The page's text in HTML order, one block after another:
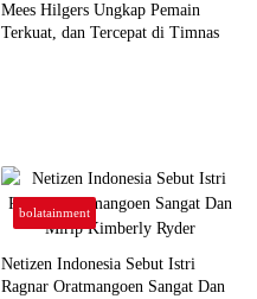
Mees Hilgers Ungkap Pemain
Terkuat, dan Tercepat di Timnas
bolatainment
Netizen Indonesia Sebut Istri
Ragnar Oratmangoen Sangat Dan